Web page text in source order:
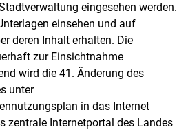
eingesehen werden.
einsehen und auf
deren Inhalt erhalten. Die
zur Einsichtnahme
wird die 41. Änderung des
unter
in das Internet
zentrale Internetportal des Landes